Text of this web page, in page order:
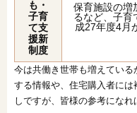
も・
子育
て支
援新
制度
保育施設の増
るなど、子育
成27年度4月
今は共働き世帯も増えてい
する情報や、住宅購入者に
しですが、皆様の参考になれ